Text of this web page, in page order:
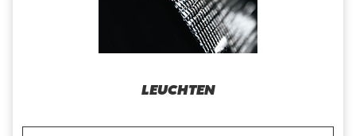
LEUCHTEN